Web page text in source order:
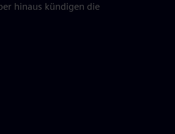
hinaus kündigen die